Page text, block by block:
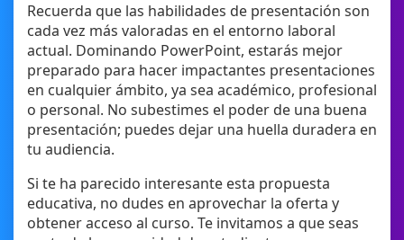
Recuerda que las habilidades de presentación son
cada vez más valoradas en el entorno laboral
actual. Dominando PowerPoint, estarás mejor
preparado para hacer impactantes presentaciones
en cualquier ámbito, ya sea académico, profesional
o personal. No subestimes el poder de una buena
presentación; puedes dejar una huella duradera en
tu audiencia.
Si te ha parecido interesante esta propuesta
educativa, no dudes en aprovechar la oferta y
obtener acceso al curso. Te invitamos a que seas